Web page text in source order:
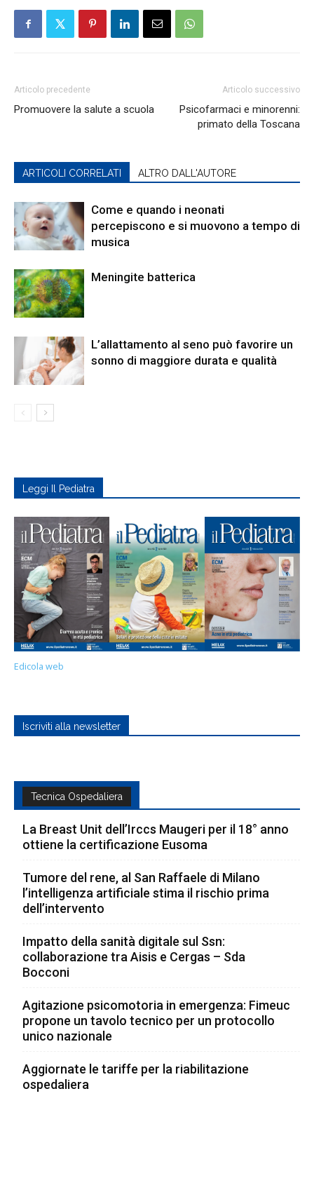
Articolo precedente
Promuovere la salute a scuola
Articolo successivo
Psicofarmaci e minorenni:
primato della Toscana
ARTICOLI CORRELATI ALTRO DALL'AUTORE
Come e quando i neonati
percepiscono e si muovono a tempo di
musica
Meningite batterica
L’allattamento al seno può favorire un
sonno di maggiore durata e qualità
Leggi Il Pediatra
Edicola web
Iscriviti alla newsletter
Tecnica Ospedaliera
La Breast Unit dell’Irccs Maugeri per il 18° anno
ottiene la certificazione Eusoma
Tumore del rene, al San Raffaele di Milano
l’intelligenza artificiale stima il rischio prima
dell’intervento
Impatto della sanità digitale sul Ssn:
collaborazione tra Aisis e Cergas – Sda
Bocconi
Agitazione psicomotoria in emergenza: Fimeuc
propone un tavolo tecnico per un protocollo
unico nazionale
Aggiornate le tariffe per la riabilitazione
ospedaliera